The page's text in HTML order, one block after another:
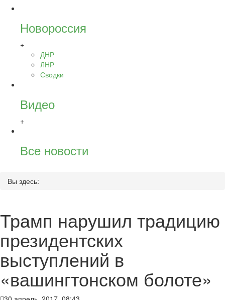
Новороссия
+
ДНР
ЛНР
Сводки
Видео
+
Все новости
Вы здесь:
Трамп нарушил традицию
президентских
выступлений в
«вашингтонском болоте»